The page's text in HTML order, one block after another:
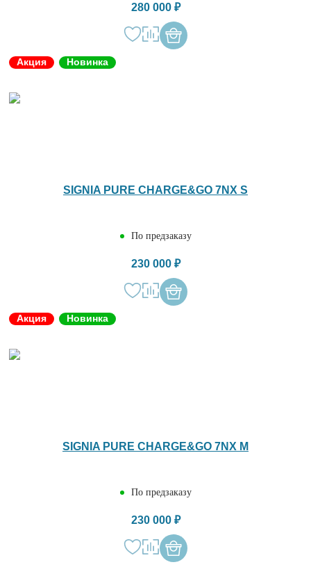
280 000 ₽
Акция Новинка
SIGNIA PURE CHARGE&GO 7NX S
По предзаказу
230 000 ₽
Акция Новинка
SIGNIA PURE CHARGE&GO 7NX M
По предзаказу
230 000 ₽